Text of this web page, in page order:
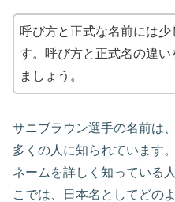
呼び方と正式な名前には少
す。呼び方と正式名の違い
ましょう。
サニブラウン選手の名前は
多くの人に知られています
ネームを詳しく知っている
こでは、日本名としてどの